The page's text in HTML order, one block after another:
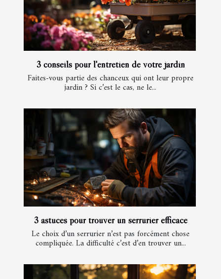
3 conseils pour l'entretien de votre jardin
Faites-vous partie des chanceux qui ont leur propre
jardin ? Si c’est le cas, ne le...
3 astuces pour trouver un serrurier efficace
Le choix d’un serrurier n’est pas forcément chose
compliquée. La difficulté c’est d’en trouver un...